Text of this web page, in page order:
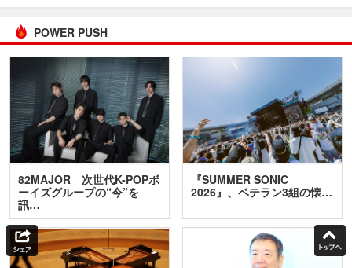
POWER PUSH
82MAJOR 次世代K-POPボ
ーイズグループの“今”を
訊…
『SUMMER SONIC
2026』、ベテラン3組の懐…